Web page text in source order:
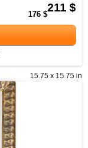
211 $
176 $
15.75 x 15.75 in